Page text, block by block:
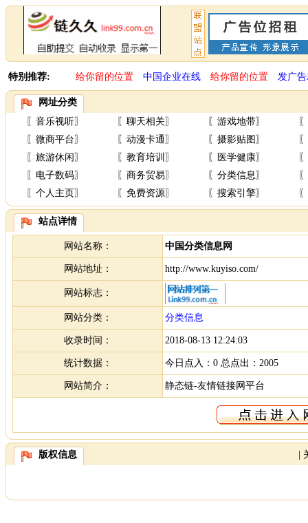
特别推荐: 给你留的位置 中国企业在线 给你留的位置 发广
网址分类
〖 音乐视听〗 〖 聊天相关〗 〖 游戏地带〗
〖
〖 微商平台〗 〖 动漫卡通 〗 〖 摄影贴图 〗
〖
〖 旅游休闲 〗 〖 教育培训 〗 〖 医学健康〗
〖
〖 电子数码〗 〖 商务贸易〗 〖 分类信息〗
〖
〖 个人主页〗 〖 免费资源〗 〖 搜索引擎〗 〖
站点详情
网站名称： 中国分类信息网
网站地址： http://www.kuyiso.com/
网站标志：
网站分类： 分类信息
收录时间： 2018-08-13 12:24:03
统计数据： 今日点入：0 总点出：2005
网站简介： 静态链-友情链接网平台
版权信息